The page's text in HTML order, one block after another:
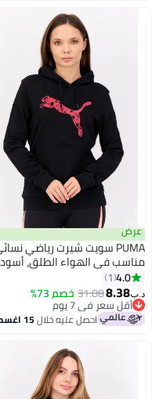
PUMA سويت شيرت رياضي نسائي
في الهواء الطلق، أسود
1
31.08خصم 73%
سعر في 7 يوم
سعر في 7 يوماحصل عليه خلال15 اغسطس